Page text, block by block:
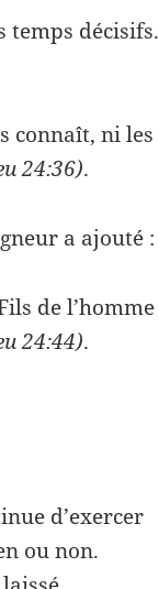
temps décisifs.
connaît, ni les
24:36).
a ajouté :
de l’homme
24:44).
d’exercer
ou non.